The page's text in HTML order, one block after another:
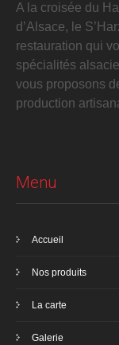
A la croisée du
d’Alsace, le
restauration qui
spécialités
vous proposons
production
Menu
Accueil
Nos produits
La carte
Galerie